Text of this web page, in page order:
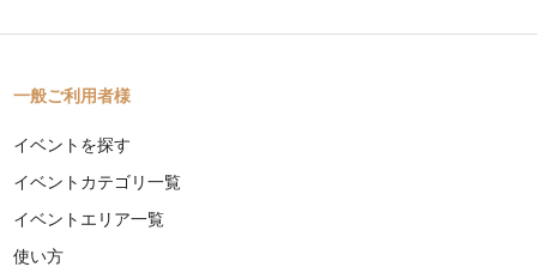
一般ご利用者様
イベントを探す
イベントカテゴリ一覧
イベントエリア一覧
使い方